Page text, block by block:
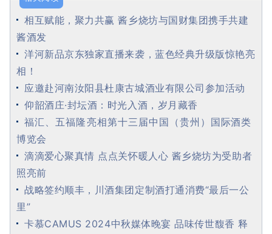
相互赋能，聚力共赢 酱乡烧坊与国财集团携手共建
酱酒发
洋河新品京东独家直播来袭，蓝色经典升级版惊艳亮
相！
应邀赴河南汝阳县杜康古城酒业有限公司参加活动
仰韶酒庄·封坛酒：时光入酒，岁月藏香
福汇、五福隆亮相第十三届中国（贵州）国际酒类
博览会
滴滴爱心聚真情 点点关怀暖人心 酱乡烧坊为受助者
照亮前
战略签约顺丰，川酒集团定制酒打通消费“最后一公
里”
卡慕CAMUS 2024中秋媒体晚宴 品味传世馥香 释